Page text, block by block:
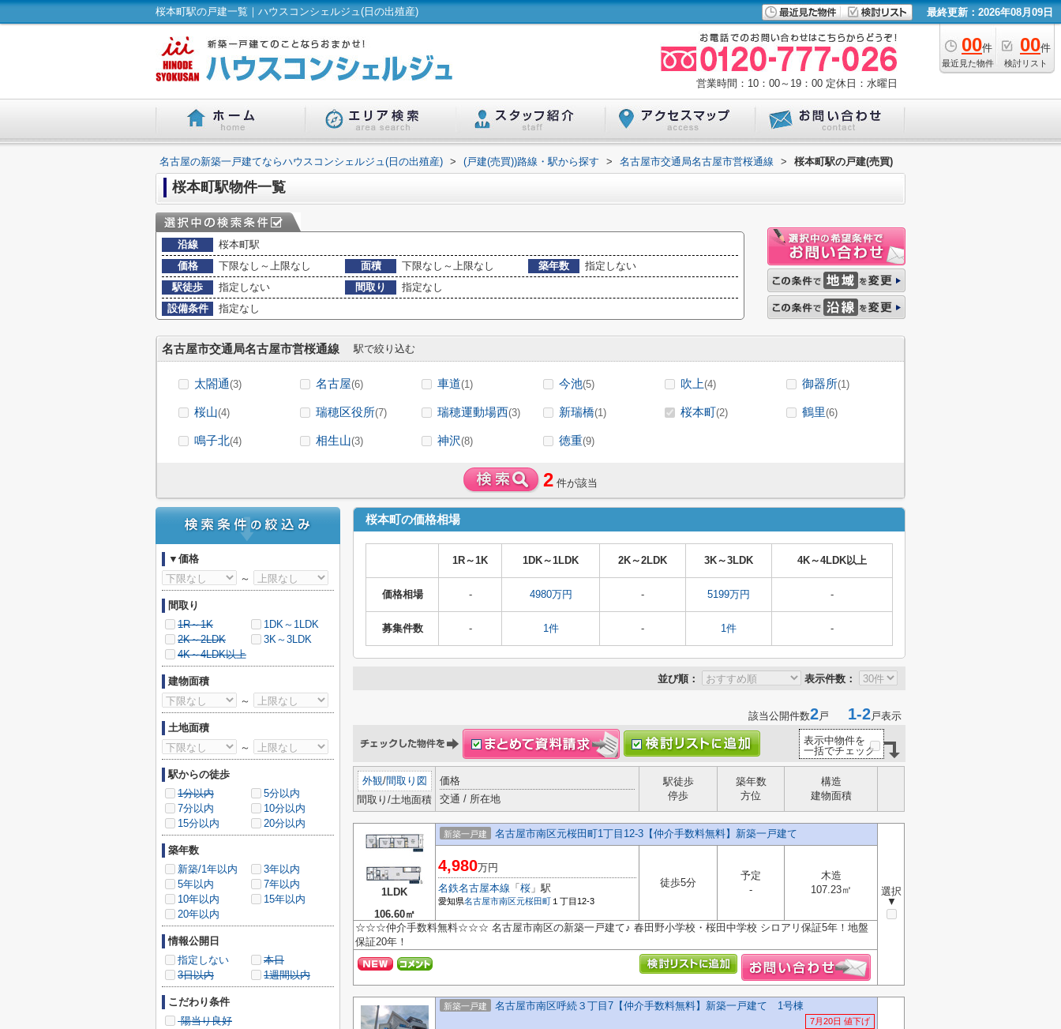
桜本町駅の戸建一覧｜ハウスコンシェルジュ(日の出殖産) 最終更新：2026年08月09日
00件
最近見た物件
00件
検討リスト
営業時間：10：00～19：00 定休日：水曜日
名古屋の新築一戸建てならハウスコンシェルジュ(日の出殖産) > (戸建(売買))路線・駅から探す > 名古屋市交通局名古屋市営桜通線 > 桜本町駅の戸建(売買)
桜本町駅物件一覧
沿線
桜本町駅
価格
下限なし～上限なし 面積 下限なし～上限なし 築年数
指定しない
駅徒歩
指定しない 間取り
指定なし
設備条件
指定なし
名古屋市交通局名古屋市営桜通線 駅で絞り込む
太閤通(3) 名古屋(6) 車道(1) 今池(5) 吹上(4) 御器所(1)
桜山(4) 瑞穂区役所(7) 瑞穂運動場西(3) 新瑞橋(1) 桜本町(2) 鶴里(6)
鳴子北(4) 相生山(3) 神沢(8) 徳重(9)
2 件が該当
桜本町の価格相場
1R～1K 1DK～1LDK 2K～2LDK 3K～3LDK 4K～4LDK以上
価格相場 - 4980万円 - 5199万円 -
募集件数 - 1件 - 1件 -
並び順： 表示件数：
該当公開件数2戸 1-2戸表示
表示中物件を
一括でチェック
外観/間取り図
間取り/土地面積
価格
交通 / 所在地
駅徒歩
停歩
築年数
方位
構造
建物面積
1LDK
106.60㎡
新築一戸建 名古屋市南区元桜田町1丁目12-3【仲介手数料無料】新築一戸建て
選択
▼
4,980万円
名鉄名古屋本線 「 桜 」駅
愛知県名古屋市南区元桜田町 １丁目12-3
徒歩5分
予定
-
木造
107.23㎡
☆☆☆仲介手数料無料☆☆☆ 名古屋市南区の新築一戸建て♪ 春田野小学校・桜田中学校 シロアリ保証5年！地盤
保証20年！
新築一戸建 名古屋市南区呼続３丁目7【仲介手数料無料】新築一戸建て 1号棟
7月20日 値下げ
▼価格
～
間取り
1R～1K
1DK～1LDK
2K～2LDK
3K～3LDK
4K～4LDK以上
建物面積
～
土地面積
～
駅からの徒歩
1分以内
5分以内
7分以内
10分以内
15分以内
20分以内
築年数
新築/1年以内
3年以内
5年以内
7年以内
10年以内
15年以内
20年以内
情報公開日
指定しない
本日
3日以内
1週間以内
こだわり条件
陽当り良好